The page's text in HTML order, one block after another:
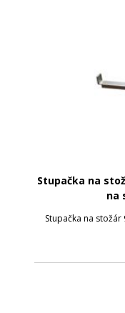
Stupačka na
na
Stupačka na